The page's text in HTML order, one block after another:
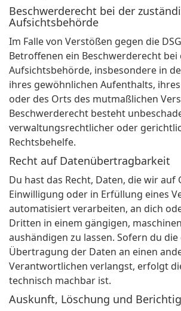
Beschwerderecht bei der
Aufsichtsbehörde
Im Falle von Verstößen gegen die
Betroffenen ein Beschwerderecht bei
Aufsichtsbehörde, insbesondere in
ihres gewöhnlichen Aufenthalts,
oder des Orts des mutmaßlichen
Beschwerderecht besteht
verwaltungsrechtlicher oder
Rechtsbehelfe.
Recht auf Datenübertragbarkeit
Du hast das Recht, Daten, die wir
Einwilligung oder in Erfüllung eines
automatisiert verarbeiten, an dich
Dritten in einem gängigen,
aushändigen zu lassen. Sofern du
Übertragung der Daten an einen
Verantwortlichen verlangst, erfolgt
technisch machbar ist.
Auskunft, Löschung und